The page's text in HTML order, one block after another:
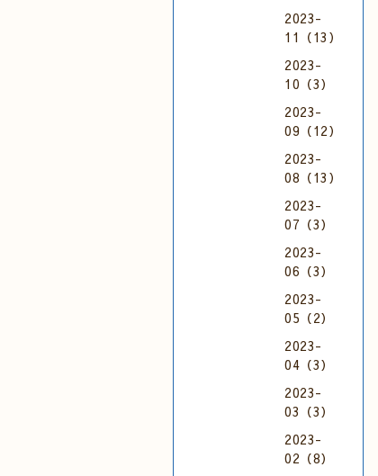
2023-
11（13）
2023-
10（3）
2023-
09（12）
2023-
08（13）
2023-
07（3）
2023-
06（3）
2023-
05（2）
2023-
04（3）
2023-
03（3）
2023-
02（8）